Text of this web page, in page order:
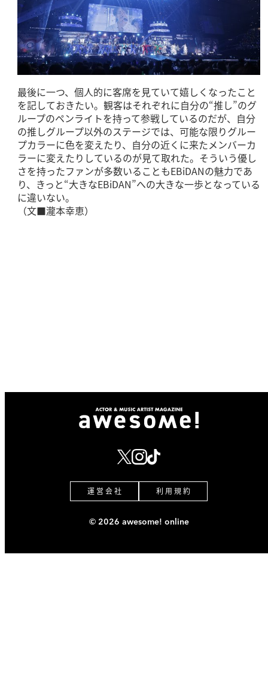
最後に一つ、個人的に客席を見ていて嬉しくなったこと
を記しておきたい。観客はそれぞれに自分の“推し”のグ
ループのペンライトを持って参戦しているのだが、自分
の推しグループ以外のステージでは、可能な限りグルー
プカラーに色を変えたり、自分の近くに来たメンバーカ
ラーに変えたりしているのが見て取れた。そういう優し
さを持ったファンが多数いることもEBiDANの魅力であ
り、きっと“大きなEBiDAN”への大きな一歩となっている
に違いない。
（文■瀧本幸恵）
運 営 会 社 利 用 規 約
© 2026 awesome! online